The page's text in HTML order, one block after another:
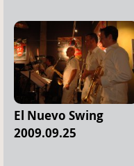
El Nuevo Swing
2009.09.25